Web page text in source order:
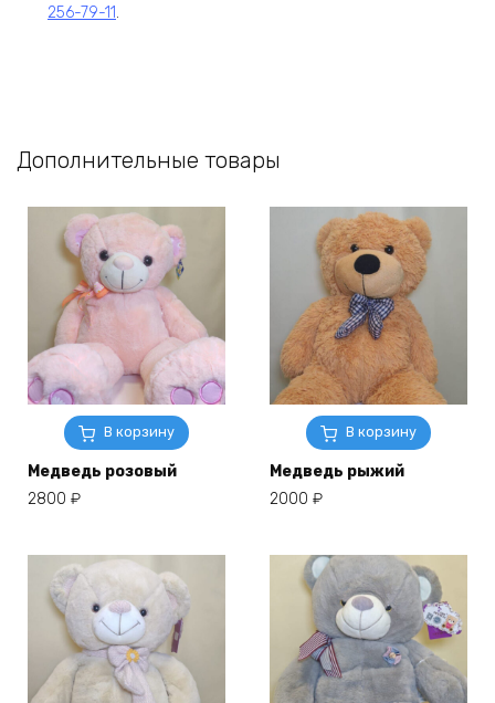
256-79-11.
Дополнительные товары
В корзину
Медведь розовый
2800 ₽
В корзину
Медведь рыжий
2000 ₽